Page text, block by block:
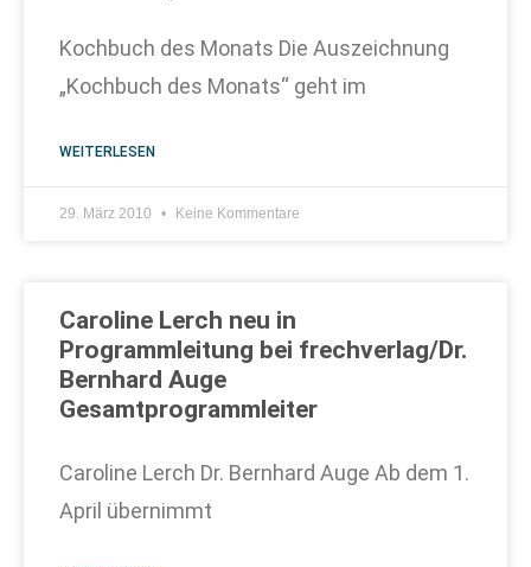
Kochbuch des Monats Die Auszeichnung
„Kochbuch des Monats“ geht im
WEITERLESEN
29. März 2010 Keine Kommentare
Caroline Lerch neu in
Programmleitung bei frechverlag/Dr.
Bernhard Auge
Gesamtprogrammleiter
Caroline Lerch Dr. Bernhard Auge Ab dem 1.
April übernimmt